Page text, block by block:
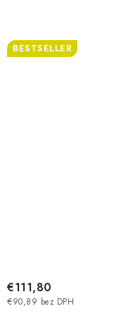
BESTSELLER
€90,89 bez DPH
€111,80